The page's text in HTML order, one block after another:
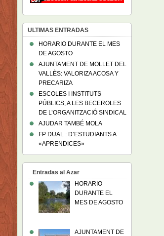
ULTIMAS ENTRADAS
HORARIO DURANTE EL MES
DE AGOSTO
AJUNTAMENT DE MOLLET DEL
VALLÈS: VALORIZA ACOSA Y
PRECARIZA
ESCOLES I INSTITUTS
PÚBLICS, A LES BECEROLES
DE L’ORGANITZACIÓ SINDICAL
AJUDAR TAMBÉ MOLA
FP DUAL : D’ESTUDIANTS A
«APRENDICES»
Entradas al Azar
HORARIO
DURANTE EL
MES DE AGOSTO
AJUNTAMENT DE